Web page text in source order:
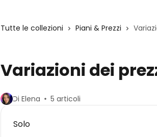
Tutte le collezioni Piani & Prezzi
Variazioni dei
Di Elena 5 articoli
Solo